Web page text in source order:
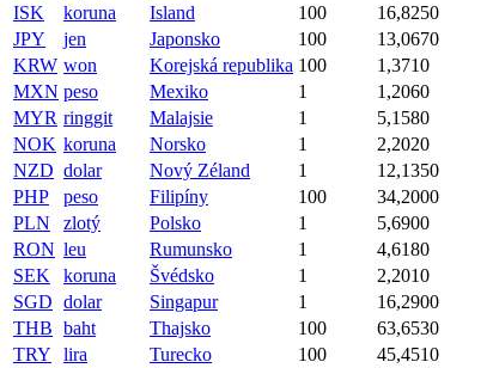
ISK
koruna Island 100 16,8250
JPY
jen Japonsko 100 13,0670
KRW won Korejská republika 100 1,3710
MXN peso Mexiko 1 1,2060
MYR ringgit Malajsie 1 5,1580
NOK koruna Norsko 1 2,2020
NZD dolar Nový Zéland 1 12,1350
PHP
peso Filipíny 100 34,2000
PLN
zlotý Polsko 1 5,6900
RON leu Rumunsko 1 4,6180
SEK
koruna Švédsko 1 2,2010
SGD dolar Singapur 1 16,2900
THB baht Thajsko 100 63,6530
TRY
lira Turecko 100 45,4510